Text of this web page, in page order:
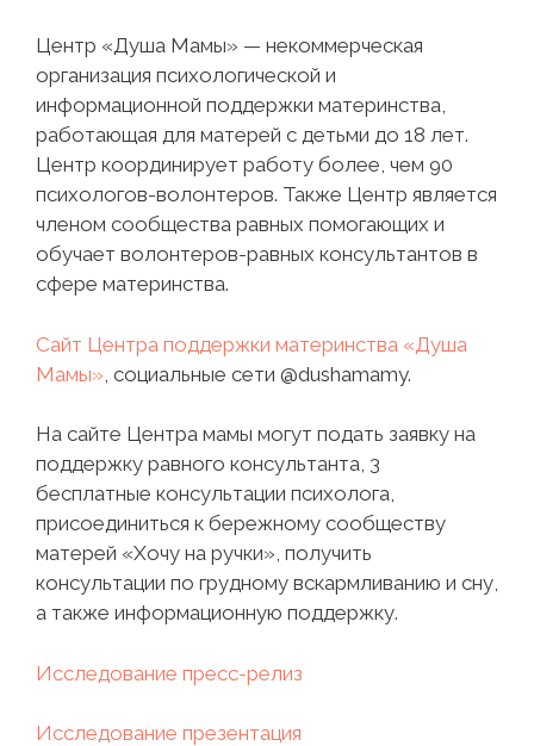
Центр «Душа Мамы» — некоммерческая
организация психологической и
информационной поддержки материнства,
работающая для матерей с детьми до 18 лет.
Центр координирует работу более, чем 90
психологов-волонтеров. Также Центр является
членом сообщества равных помогающих и
обучает волонтеров-равных консультантов в
сфере материнства.
Сайт Центра поддержки материнства «Душа
Мамы» , социальные сети @dushamamy.
На сайте Центра мамы могут подать заявку на
поддержку равного консультанта, 3
бесплатные консультации психолога,
присоединиться к бережному сообществу
матерей «Хочу на ручки», получить
консультации по грудному вскармливанию и сну,
а также информационную поддержку.
Исследование пресс-релиз
Исследование презентация